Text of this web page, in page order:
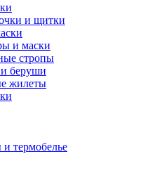
и щитки
и маски
стропы
беруши
жилеты
термобелье